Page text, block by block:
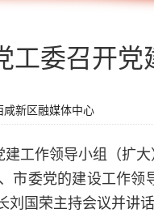
工委召开
咸新区融媒体中心
工作领导小组（扩
市委党的建设工作
国荣主持会议并讲